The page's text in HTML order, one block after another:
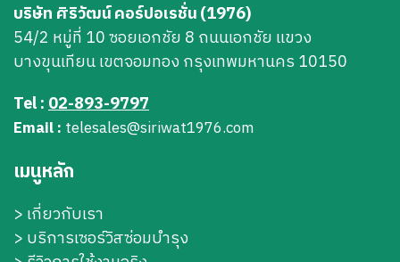
บริษัท ศิริวัฒน์ คอร์ปอเรชั่น (1976)
54/2 หมู่ที่ 10 ซอยเอกชัย 8 ถนนเอกชัย แขวง
บางขุนเทียน เขตจอมทอง กรุงเทพมหานคร 10150
Tel :02-893-9797
Email : telesales@siriwat1976.com
เมนูหลัก
> เกี่ยวกับเรา
> บริการเซอร์วิสซ่อมบำรุง